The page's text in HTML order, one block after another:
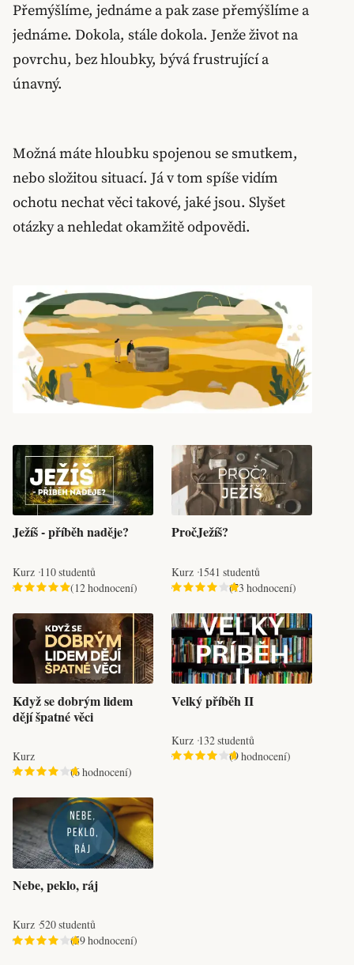
Přemýšlíme, jednáme a pak zase přemýšlíme a
jednáme. Dokola, stále dokola. Jenže život na
povrchu, bez hloubky, bývá frustrující a
únavný.
Možná máte hloubku spojenou se smutkem,
nebo složitou situací. Já v tom spíše vidím
ochotu nechat věci takové, jaké jsou. Slyšet
otázky a nehledat okamžitě odpovědi.
Ježíš - příběh naděje?
Kurz 110 studentů
(12 hodnocení)
PročJežíš?
Kurz 1541 studentů
(73 hodnocení)
Když se dobrým lidem
dějí špatné věci
Kurz
(6 hodnocení)
Velký příběh II
Kurz 132 studentů
(9 hodnocení)
Nebe, peklo, ráj
Kurz 520 studentů
(59 hodnocení)